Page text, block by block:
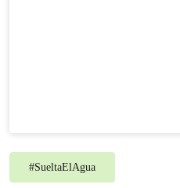
#SueltaElAgua